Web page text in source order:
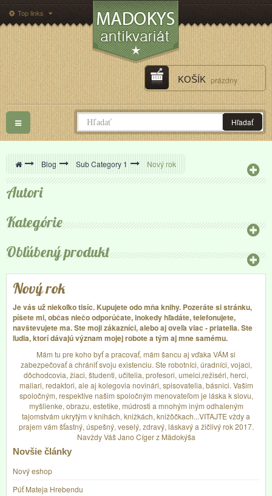
Top links
Hľadať
KOŠÍK prázdny
Toggle
navigation
> Blog > Sub Category 1 > Nový rok
Autori
Kategórie
Obľúbený produkt
Nový rok
Je vás už niekoľko tisíc. Kupujete odo mňa knihy. Pozeráte si stránku,
píšete mi, občas niečo odporúčate, inokedy hľadáte, telefonujete,
navštevujete ma. Ste moji zákazníci, alebo aj oveľa viac - priatelia. Ste
ľudia, ktorí dávajú význam mojej robote a tým aj mne samému.
Mám tu pre koho byť a pracovať, mám šancu aj vďaka VÁM si
zabezpečovať a chrániť svoju existenciu. Ste robotníci, úradníci, vojaci,
dôchodcovia, žiaci, študenti, učitelia, profesori, umelci,režiséri, herci,
maliari, redaktori, ale aj kolegovia novinári, spisovatelia, básnici. Vašim
spoločným, respektíve našim spoločným menovateľom je láska k slovu,
myšlienke, obrazu, estetike, múdrosti a mnohým iným odhaleným
tajomstvám ukrytým v knihách, knižkách, knižôčkach...VITAJTE vždy a
prajem vám šťastný, úspešný, veselý, zdravý, láskavý a žičlivý rok 2017.
Navždy Váš Jano Cíger z Mädokýša
Novšie články
Nový eshop
Púť Mateja Hrebendu